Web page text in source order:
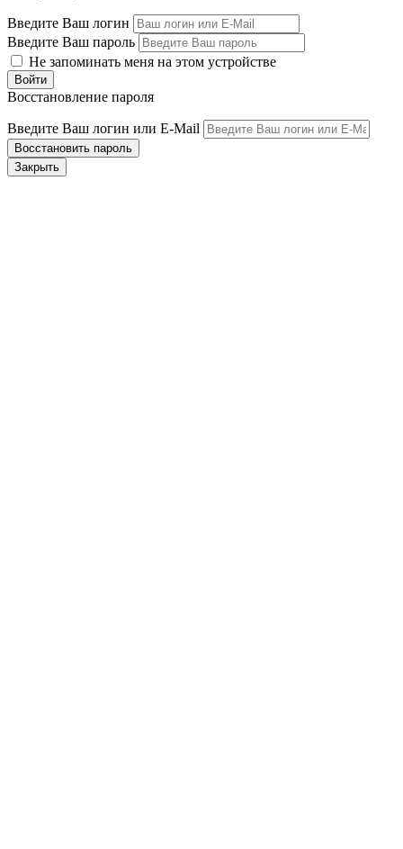
Введите Ваш логин
Введите Ваш пароль
Не запоминать меня на этом устройстве
Восстановление пароля
Введите Ваш логин или E-Mail
Закрыть